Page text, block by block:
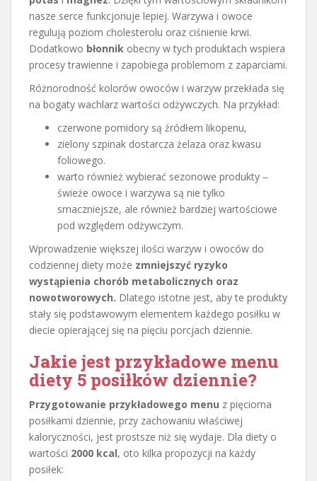
nasze serce funkcjonuje lepiej. Warzywa i owoce
regulują poziom cholesterolu oraz ciśnienie krwi.
Dodatkowo błonnik obecny w tych produktach wspiera
procesy trawienne i zapobiega problemom z zaparciami.
Różnorodność kolorów owoców i warzyw przekłada się
na bogaty wachlarz wartości odżywczych. Na przykład:
czerwone pomidory są źródłem likopenu,
zielony szpinak dostarcza żelaza oraz kwasu
foliowego.
warto również wybierać sezonowe produkty –
świeże owoce i warzywa są nie tylko
smaczniejsze, ale również bardziej wartościowe
pod względem odżywczym.
Wprowadzenie większej ilości warzyw i owoców do
codziennej diety może zmniejszyć ryzyko
wystąpienia chorób metabolicznych oraz
nowotworowych. Dlatego istotne jest, aby te produkty
stały się podstawowym elementem każdego posiłku w
diecie opierającej się na pięciu porcjach dziennie.
Jakie jest przykładowe menu
diety 5 posiłków dziennie?
Przygotowanie przykładowego menu z pięcioma
posiłkami dziennie, przy zachowaniu właściwej
kaloryczności, jest prostsze niż się wydaje. Dla diety o
wartości 2000 kcal, oto kilka propozycji na każdy
posiłek: